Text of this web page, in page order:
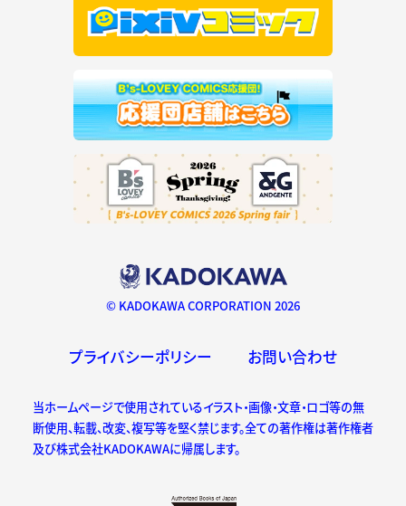
© KADOKAWA CORPORATION 2026
プライバシーポリシー お問い合わせ
当ホームページで使用されているイラスト・画像・文章・ロゴ等の無
断使用、転載、改変、複写等を堅く禁じます。全ての著作権は著作権者
及び株式会社KADOKAWAに帰属します。